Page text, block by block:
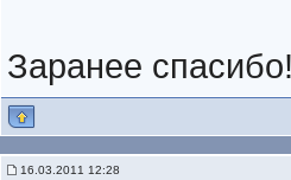
Заранее
16.03.2011 12:28